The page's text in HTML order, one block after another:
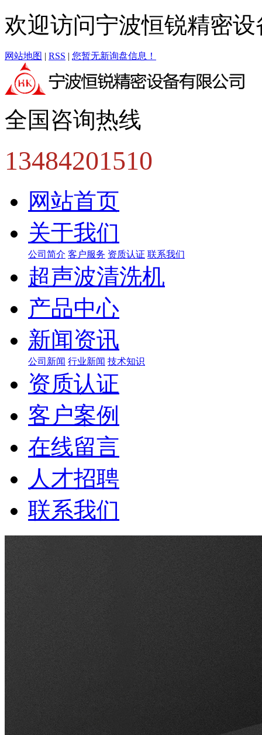
欢迎访问宁波恒锐精密
网站地图 | RSS | 您暂无新询盘信息！
全国咨询热线
13484201510
网站首页
关于我们
公司简介 客户服务 资质认证 联系我们
超声波清洗机
产品中心
新闻资讯
公司新闻 行业新闻 技术知识
资质认证
客户案例
在线留言
人才招聘
联系我们